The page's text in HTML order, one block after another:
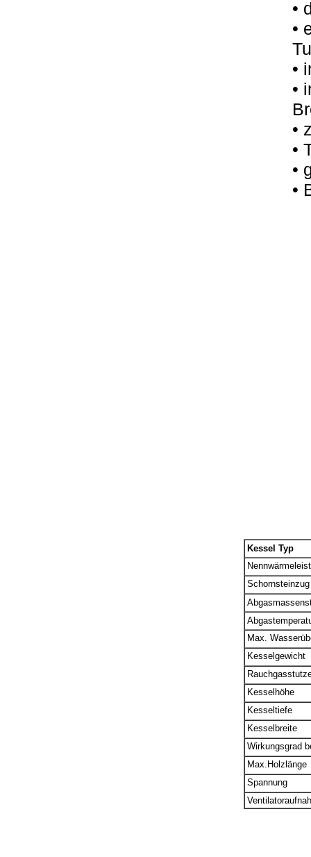
•
•
•
•
•
•
•
•
Kessel Typ
Schornsteinzug
Max.
Kesselgewicht
Kesselhöhe
Kesseltiefe
Kesselbreite
Wirkungsgrad
Max.Holzlänge
Spannung